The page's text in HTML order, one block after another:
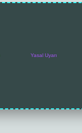
Yasal Uyarı